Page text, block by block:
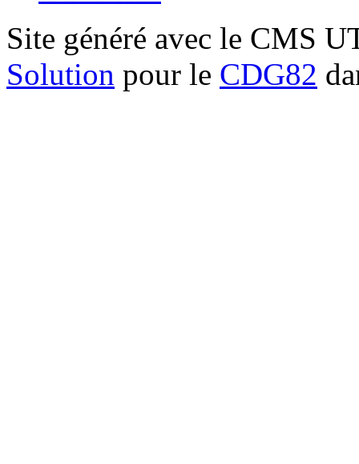
Site généré avec le CMS
Solution pour le CDG82